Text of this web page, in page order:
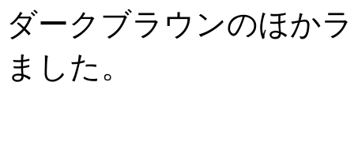
ダークブラウンのほか
ました。